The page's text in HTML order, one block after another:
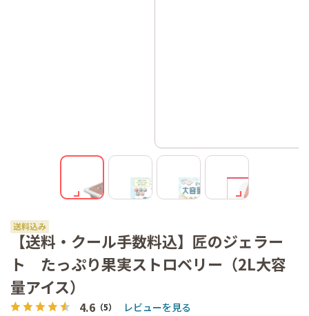
【送料・クール手数料込】匠のジェラー
ト たっぷり果実ストロベリー（2L大容
量アイス）
4.6 （5） レビューを見る